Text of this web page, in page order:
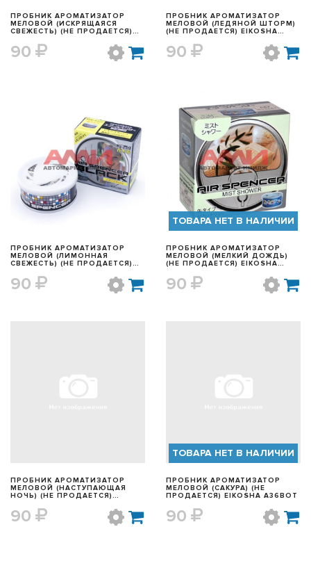
ПРОБНИК АРОМАТИЗАТОР
МЕЛОВОЙ (ИСКРЯЩАЯСЯ
СВЕЖЕСТЬ) (НЕ ПРОДАЕТСЯ)
90
ПРОБНИК АРОМАТИЗАТОР
МЕЛОВОЙ (ЛЕДЯНОЙ ШТОРМ)
(НЕ ПРОДАЕТСЯ) EIKOSHA
90
БЫСТРЫЙ ПРОСМОТР
ПРОБНИК АРОМАТИЗАТОР
МЕЛОВОЙ (ЛИМОННАЯ
СВЕЖЕСТЬ) (НЕ ПРОДАЕТСЯ)
90
БЫСТРЫЙ ПРОСМОТР
ТОВАРА НЕТ В НАЛИЧИИ
ПРОБНИК АРОМАТИЗАТОР
МЕЛОВОЙ (МЕЛКИЙ ДОЖДЬ)
(НЕ ПРОДАЕТСЯ) EIKOSHA
90
ПРОБНИК АРОМАТИЗАТОР
МЕЛОВОЙ (НАСТУПАЮЩАЯ
НОЧЬ) (НЕ ПРОДАЕТСЯ)
90
ТОВАРА НЕТ В НАЛИЧИИ
ПРОБНИК АРОМАТИЗАТОР
МЕЛОВОЙ (САКУРА) (НЕ
ПРОДАЕТСЯ) EIKOSHA A36BOT
90